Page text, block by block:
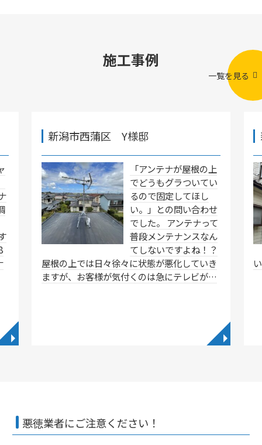
施工事例
一覧を見る
◥
新潟市西蒲区 Y様邸
「アンテナが屋根の上
でどうもグラついてい
るので固定してほし
い。」との問い合わせ
でした。 アンテナって
普段メンテナンスなん
てしないですよね！？
屋根の上では日々徐々に状態が悪化していき
ますが、お客様が気付くのは急にテレビが…
◥
悪徳業者にご注意ください！